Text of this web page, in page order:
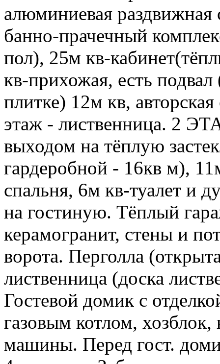
алюминиевая раздвижная
банно-прачечный
пол), 25м кв-
кв-прихожая, есть
плитке) 12м кв,
этаж - лиственница. 2
выходом на тёплую
гардеробной - 16кв м),
спальня, 6м кв-туалет и
на гостиную. Тёплый
керамогранит, стены и
ворота. Перголла
лиственница (доска
Гостевой домик с
газовым котлом,
машины. Перед гост.